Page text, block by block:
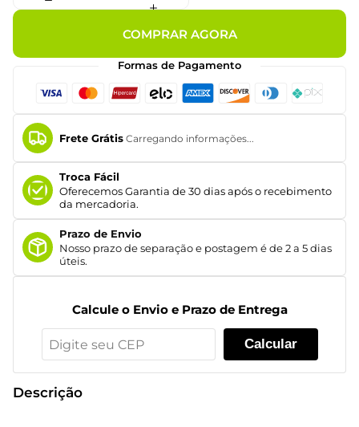
COMPRAR AGORA
Formas de Pagamento
Frete Grátis Carregando informações...
Troca Fácil
Oferecemos Garantia de 30 dias após o recebimento
da mercadoria.
Prazo de Envio
Nosso prazo de separação e postagem é de 2 a 5 dias
úteis.
Calcule o Envio e Prazo de Entrega
Calcular
Descrição